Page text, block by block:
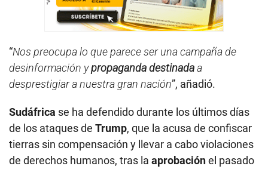
“Nos preocupa lo que parece ser una campaña de
desinformación ypropaganda destinadaa
desprestigiar a nuestra gran nación”, añadió.
Sudáfrica se ha defendido durante los últimos días
de los ataques de Trump, que la acusa de confiscar
tierras sin compensación y llevar a cabo violaciones
de derechos humanos, tras la aprobaciónel pasado